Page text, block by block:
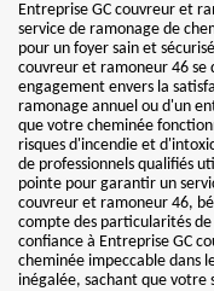
Entreprise GC couvreur et
service de ramonage de
pour un foyer sain et
couvreur et ramoneur 46 se
engagement envers la
ramonage annuel ou d'un
que votre cheminée
risques d'incendie et
de professionnels qualifiés
pointe pour garantir un
couvreur et ramoneur 46,
compte des particularités
confiance à Entreprise GC
cheminée impeccable dans
inégalée, sachant que